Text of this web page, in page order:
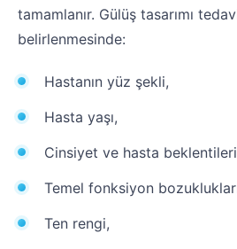
tamamlanır. Gülüş tasarımı
belirlenmesinde:
Hastanın yüz şekli,
Hasta yaşı,
Cinsiyet ve hasta
Temel fonksiyon
Ten rengi,